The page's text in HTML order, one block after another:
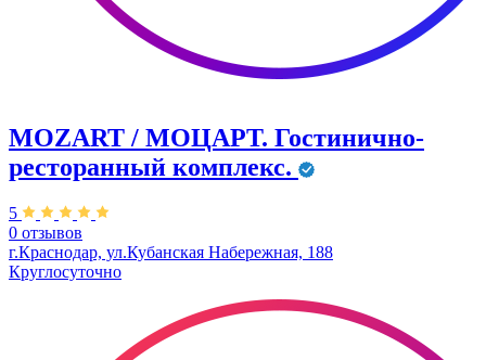
MOZART / МОЦАРТ. Гостинично-
ресторанный комплекс.
5
0 отзывов
г.Краснодар, ул.Кубанская Набережная, 188
Круглосуточно